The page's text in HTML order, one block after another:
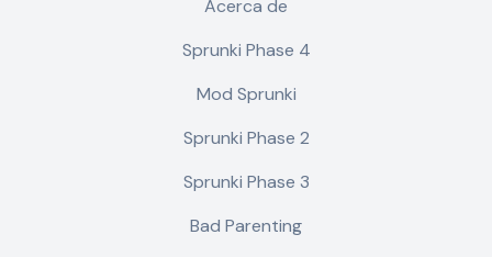
Acerca de
Sprunki Phase 4
Mod Sprunki
Sprunki Phase 2
Sprunki Phase 3
Bad Parenting